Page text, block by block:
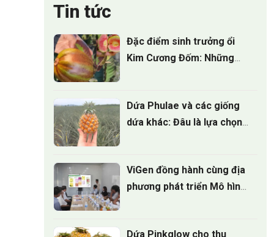
Tin tức
Đặc điểm sinh trưởng ổi
Kim Cương Đốm: Những
Dứa Phulae và các giống
dứa khác: Đâu là lựa chọn
ViGen đồng hành cùng địa
phương phát triển Mô hình
Dứa Pinkglow cho thu